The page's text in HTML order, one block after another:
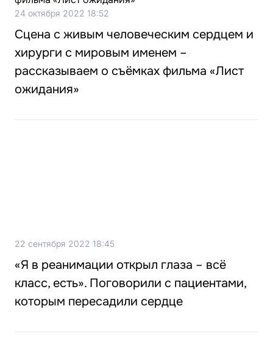
24 октября 2022 18:52
Сцена с живым человеческим сердцем и
хирурги с мировым именем –
рассказываем о съёмках фильма «Лист
ожидания»
22 сентября 2022 18:45
«Я в реанимации открыл глаза – всё
класс, есть». Поговорили с пациентами,
которым пересадили сердце